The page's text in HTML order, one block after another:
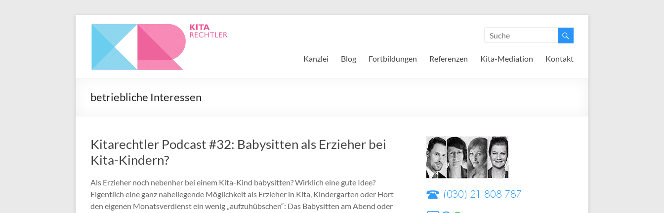
Kanzlei Blog Fortbildungen Referenzen Kita-Mediation Kontakt
betriebliche Interessen
Kitarechtler Podcast #32: Babysitten als Erzieher bei
Kita-Kindern?
Als Erzieher noch nebenher bei einem Kita-Kind babysitten? Wirklich eine gute Idee?
Eigentlich eine ganz naheliegende Möglichkeit als Erzieher in Kita, Kindergarten oder Hort
den eigenen Monatsverdienst ein wenig „aufzuhübschen“: Das Babysitten am Abend oder